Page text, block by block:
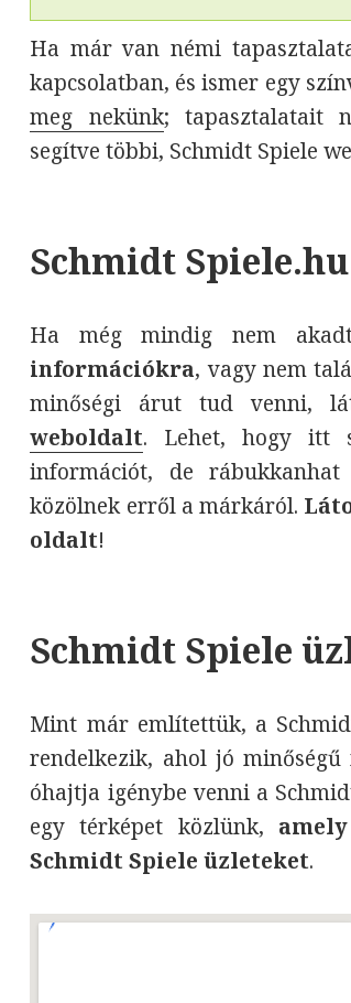
Ha már van némi
kapcsolatban, és ismer egy
meg nekünk; tapasztalatait
segítve többi, Schmidt Spiele
Schmidt
Ha még mindig nem
információkra, vagy nem
minőségi árut tud venni,
weboldalt. Lehet, hogy itt
információt, de
közölnek erről a márkáról.
oldalt!
Schmidt Spiele
Mint már említettük, a
rendelkezik, ahol jó
óhajtja igénybe venni a
egy térképet közlünk,
Schmidt Spiele üzleteket.